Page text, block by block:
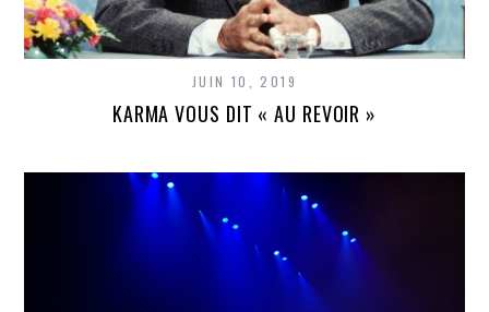
JUIN 10, 2019
KARMA VOUS DIT « AU REVOIR »